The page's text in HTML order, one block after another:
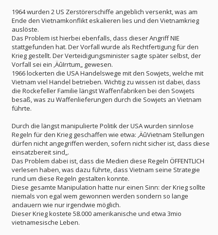
1964 wurden 2 US Zerstörerschiffe angeblich versenkt, was am
Ende den Vietnamkonflikt eskalieren lies und den Vietnamkrieg
auslöste.
Das Problem ist hierbei ebenfalls, dass dieser Angriff NIE
stattgefunden hat. Der Vorfall wurde als Rechtfertigung für den
Krieg gestellt. Der Verteidigungsminister sagte später selbst, der
Vorfall sei ein ‚ÄûIrrtum„ gewesen.
1966 lockerten die USA Handelswege mit den Sowjets, welche mit
Vietnam viel Handel betrieben. Wichtig zu wissen ist dabei, dass
die Rockefeller Familie längst Waffenfabriken bei den Sowjets
besaß, was zu Waffenlieferungen durch die Sowjets an Vietnam
führte.
Durch die längst manipulierte Politik der USA wurden sinnlose
Regeln für den Krieg geschaffen wie etwa: ‚ÄûVietnam Stellungen
dürfen nicht angegriffen werden, sofern nicht sicher ist, dass diese
einsatzbereit sind„.
Das Problem dabei ist, dass die Medien diese Regeln ÖFFENTLICH
verlesen haben, was dazu führte, dass Vietnam seine Strategie
rund um diese Regeln gestalten konnte.
Diese gesamte Manipulation hatte nur einen Sinn: der Krieg sollte
niemals von egal wem gewonnen werden sondern so lange
andauern wie nur irgendwie möglich.
Dieser Krieg kostete 58.000 amerikanische und etwa 3mio
vietnamesische Leben.